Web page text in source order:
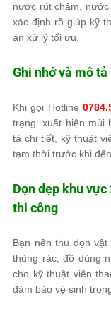
nước rút chậm,
xác định rõ giúp kỹ
án xử lý tối ưu.
Ghi nhớ và mô
Khi gọi Hotline
trạng: xuất hiện mùi
tả chi tiết, kỹ thuật
tạm thời trước khi đến.
Dọn dẹp khu
thi công
Bạn nên thu dọn
thùng rác, đồ dùng
cho kỹ thuật viên
đảm bảo vệ sinh